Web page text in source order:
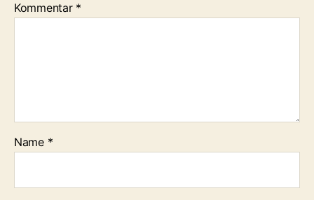
Kommentar *
Name *